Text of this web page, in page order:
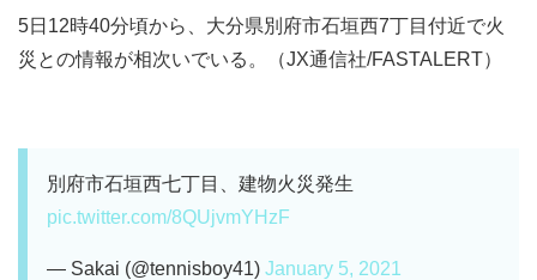
5日12時40分頃から、大分県別府市石垣西7丁目付近で火
災との情報が相次いでいる。（JX通信社/FASTALERT）
別府市石垣西七丁目、建物火災発生
pic.twitter.com/8QUjvmYHzF
— Sakai (@tennisboy41) January 5, 2021